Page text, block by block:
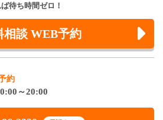
待ち時間ゼロ！
相談 WEB予約
約
～20:00